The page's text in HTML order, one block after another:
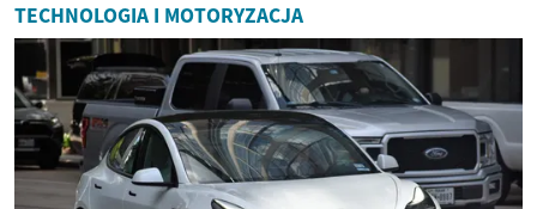
TECHNOLOGIA I MOTORYZACJA